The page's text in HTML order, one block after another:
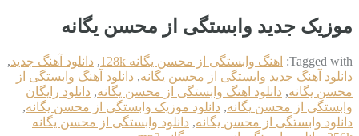
موزیک جدید وابستگی از محسن یگانه
Tagged with: اهنگ وابستگی از محسن یگانه 128k , دانلود آهنگ جدید,
دانلود آهنگ جدید وابستگی از محسن یگانه, دانلود آهنگ وابستگی از
محسن یگانه, دانلود اهنگ وابستگی از محسن یگانه, دانلود رایگان
وابستگی از محسن یگانه, دانلود موزیک وابستگی از محسن یگانه,
دانلود وابستگی از محسن یگانه, دانلود وابستگی از محسن یگانه